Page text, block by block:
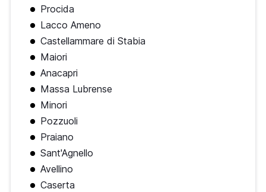
Procida
Lacco Ameno
Castellammare di Stabia
Maiori
Anacapri
Massa Lubrense
Minori
Pozzuoli
Praiano
Sant'Agnello
Avellino
Caserta